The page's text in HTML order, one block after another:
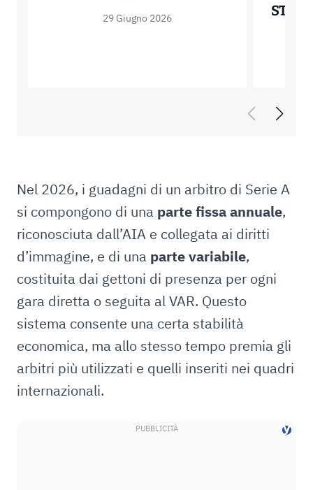
29 Giugno 2026
Nel 2026, i guadagni di un arbitro di Serie A
si compongono di una parte fissa annuale,
riconosciuta dall’AIA e collegata ai diritti
d’immagine, e di una parte variabile,
costituita dai gettoni di presenza per ogni
gara diretta o seguita al VAR. Questo
sistema consente una certa stabilità
economica, ma allo stesso tempo premia gli
arbitri più utilizzati e quelli inseriti nei quadri
internazionali.